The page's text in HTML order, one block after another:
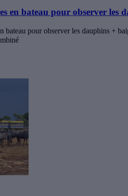
en bateau pour observer les
pour observer les dauphins +